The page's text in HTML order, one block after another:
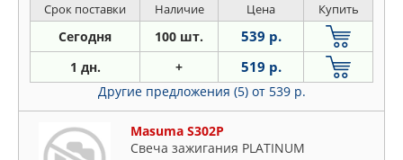
Срок поставки Наличие Цена Купить
Сегодня 100 шт. 539 р.
1 дн. + 519 р.
Другие предложения (5) от 539 р.
Masuma S302P
Свеча зажигания PLATINUM